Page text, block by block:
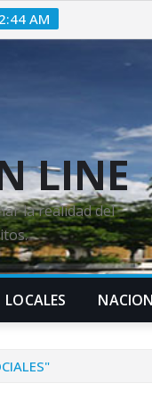
AM
LINE
la realidad del
LOCALES